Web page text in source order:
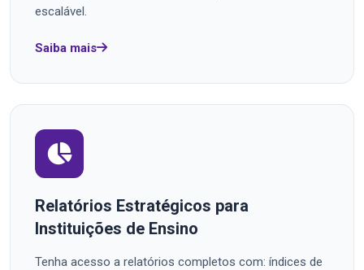
escalável.
Saiba mais
Relatórios Estratégicos para
Instituições de Ensino
Tenha acesso a relatórios completos com: índices de